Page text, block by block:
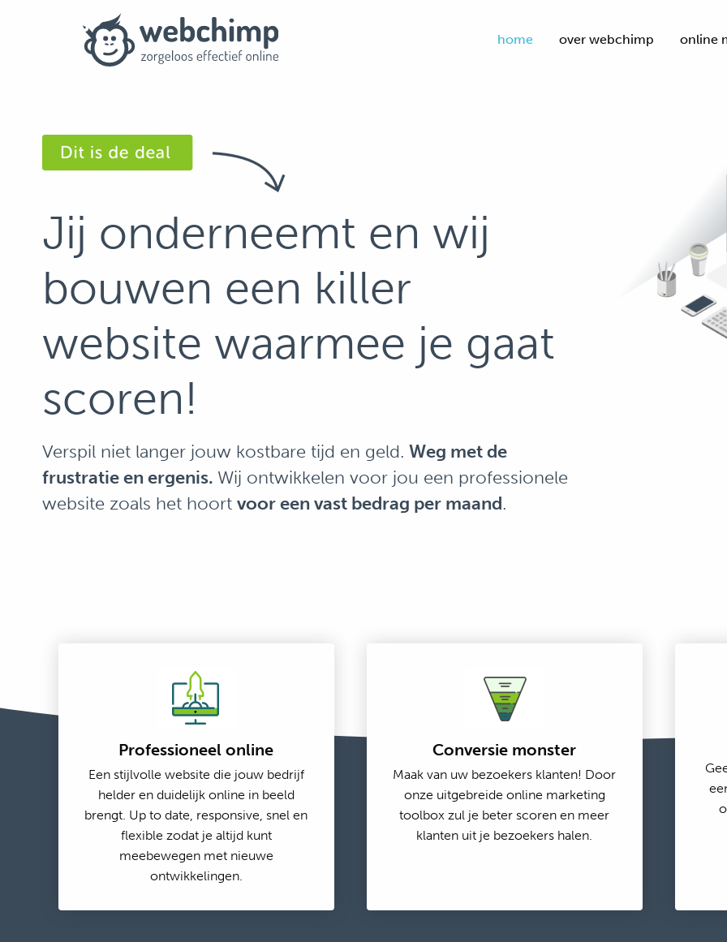
home over webchimp online
Jij onderneemt en wij
bouwen een killer
website waarmee je gaat
scoren!
Verspil niet langer jouw kostbare tijd en geld. Weg met de
frustratie en ergenis. Wij ontwikkelen voor jou een professionele
website zoals het hoort voor een vast bedrag per maand.
Professioneel online
Een stijlvolle website die jouw bedrijf
helder en duidelijk online in beeld
brengt. Up to date, responsive, snel en
flexible zodat je altijd kunt
meebewegen met nieuwe
ontwikkelingen.
Conversie monster
Maak van uw bezoekers klanten! Door
onze uitgebreide online marketing
toolbox zul je beter scoren en meer
klanten uit je bezoekers halen.